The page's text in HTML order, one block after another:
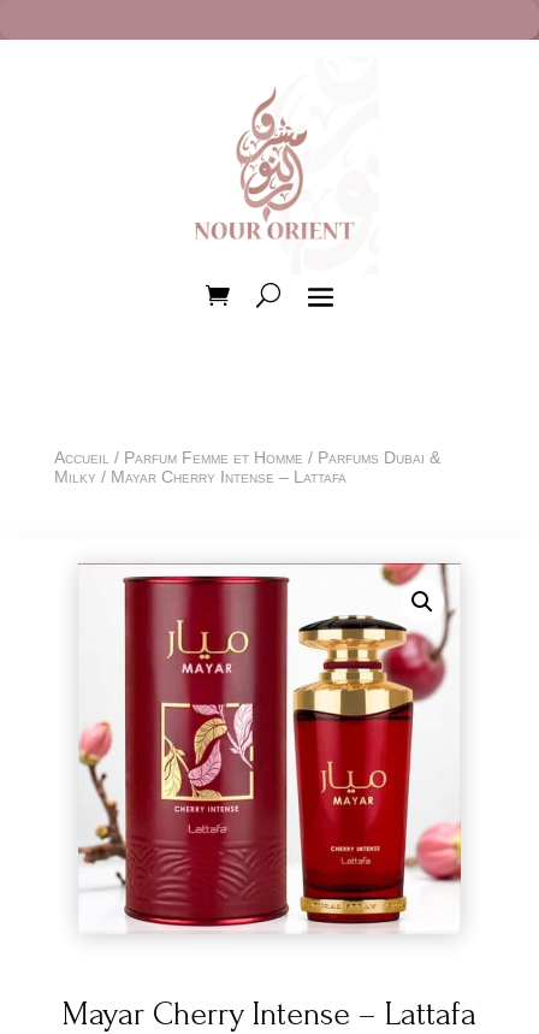
Accueil / Parfum Femme et Homme / Parfums Dubai &
Milky / Mayar Cherry Intense – Lattafa
Mayar Cherry Intense – Lattafa